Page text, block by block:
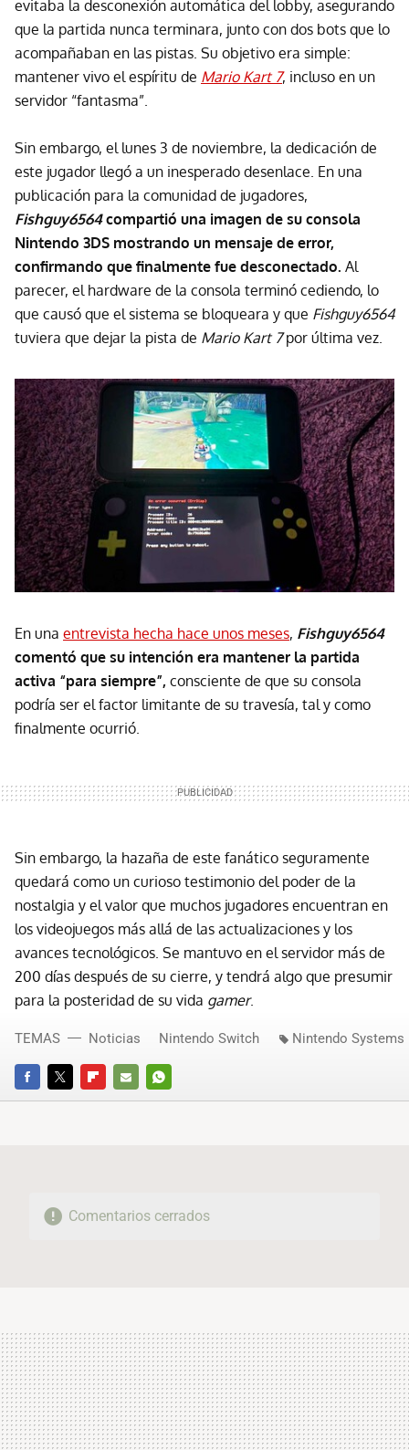
evitaba la desconexión automática del lobby, asegurando
que la partida nunca terminara, junto con dos bots que lo
acompañaban en las pistas. Su objetivo era simple:
mantener vivo el espíritu de Mario Kart 7, incluso en un
servidor “fantasma”.
Sin embargo, el lunes 3 de noviembre, la dedicación de
este jugador llegó a un inesperado desenlace. En una
publicación para la comunidad de jugadores,
Fishguy6564compartió una imagen de su consola
Nintendo 3DS mostrando un mensaje de error,
confirmando que finalmente fue desconectado. Al
parecer, el hardware de la consola terminó cediendo, lo
que causó que el sistema se bloqueara y que Fishguy6564
tuviera que dejar la pista de Mario Kart 7por última vez.
En una entrevista hecha hace unos meses, Fishguy6564
comentó que su intención era mantener la partida
activa “para siempre”, consciente de que su consola
podría ser el factor limitante de su travesía, tal y como
finalmente ocurrió.
Sin embargo, la hazaña de este fanático seguramente
quedará como un curioso testimonio del poder de la
nostalgia y el valor que muchos jugadores encuentran en
los videojuegos más allá de las actualizaciones y los
avances tecnológicos. Se mantuvo en el servidor más de
200 días después de su cierre, y tendrá algo que presumir
para la posteridad de su vida gamer.
FACEBOOKTWITTERFLIPBOARD
E-
WHATSAPP
TEMAS Noticias Nintendo Switch Nintendo Systems
Comentarios cerrados